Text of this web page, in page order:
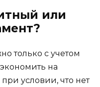
или
только с учетом
на
условии, что нет